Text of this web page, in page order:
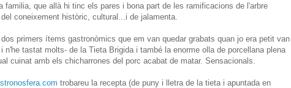
familia, que allà hi tinc els pares i bona part de les ramificacions de l'arbre
coneixement històric, cultural...i de jalamenta.
primers ítems gastronòmics que em van quedar grabats quan jo era petit van
tastat molts- de la Tieta Brigida i també la enorme olla de porcellana plena
cuinat amb els chicharrones del porc acabat de matar. Sensacionals.
trobareu la recepta (de puny i lletra de la tieta i apuntada en